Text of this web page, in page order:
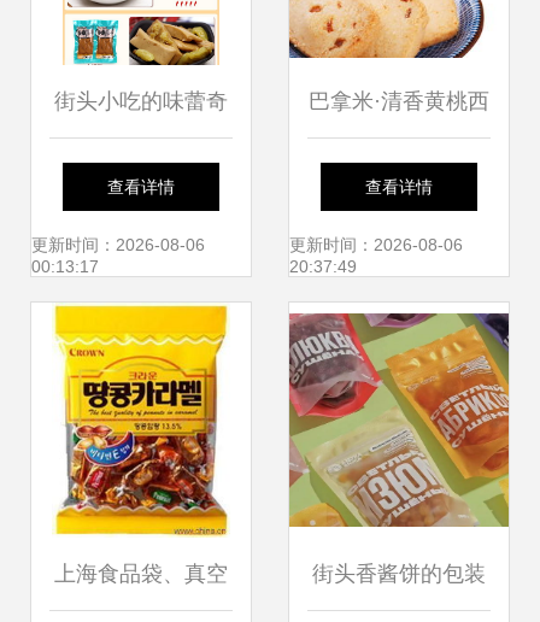
街头小吃的味蕾奇
遇 盛泓手磨豆干与
香酱饼的双重盛宴
查看详情
更新时间：2026-08-06
00:13:17
巴拿米·清香黄桃西
饼——一袋甜品，
轻启味蕾的春日桃
喜
查看详情
更新时间：2026-08-06
20:37:49
上海食品袋、真空 街头香酱饼的包装